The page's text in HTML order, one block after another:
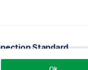
Standard